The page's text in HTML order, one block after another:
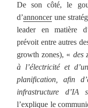
De son côté, le
d’annoncerune
leader en matière
prévoit entre autres
growth zones), « des
à l’électricité et
planification, afin
infrastructure d’IA
l’explique le